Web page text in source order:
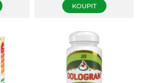
KOUPIT